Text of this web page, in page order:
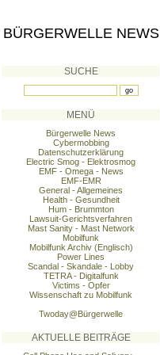
BÜRGERWELLE NEWS
SUCHE
MENÜ
Bürgerwelle News
Cybermobbing
Datenschutzerklärung
Electric Smog - Elektrosmog
EMF - Omega - News
EMF-EMR
General - Allgemeines
Health - Gesundheit
Hum - Brummton
Lawsuit-Gerichtsverfahren
Mast Sanity - Mast Network
Mobilfunk
Mobilfunk Archiv (Englisch)
Power Lines
Scandal - Skandale - Lobby
TETRA - Digitalfunk
Victims - Opfer
Wissenschaft zu Mobilfunk
Twoday@Bürgerwelle
AKTUELLE BEITRÄGE